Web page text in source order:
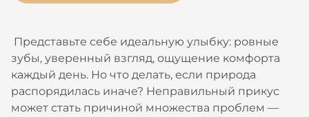
Представьте себе идеальную улыбку: ровные
зубы, уверенный взгляд, ощущение комфорта
каждый день. Но что делать, если природа
распорядилась иначе? Неправильный прикус
может стать причиной множества проблем —